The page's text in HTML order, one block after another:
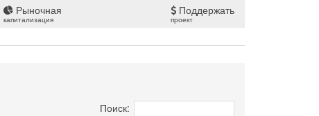
Рыночная
капитализация
Поддержать
проект
Поиск: